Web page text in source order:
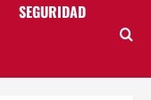
SEGURIDAD